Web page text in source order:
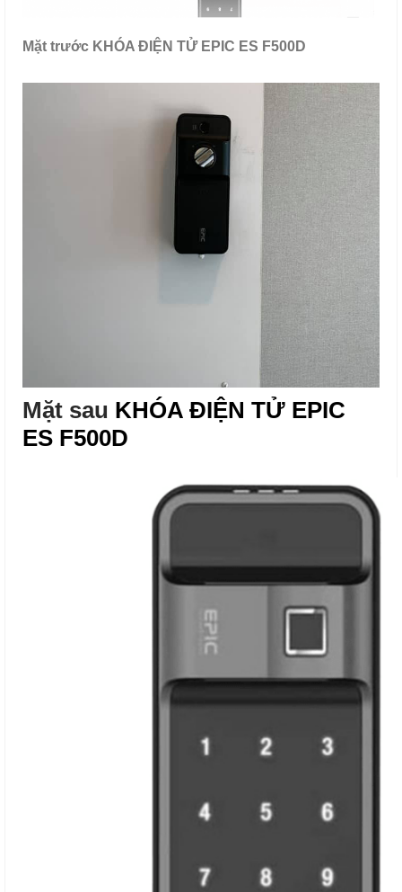
Mặt trước KHÓA ĐIỆN TỬ EPIC ES F500D
Mặt sau KHÓA ĐIỆN TỬ EPIC
ES F500D